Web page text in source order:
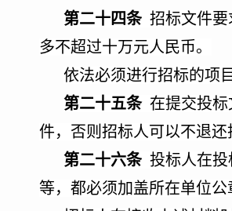
第二十四条 招标文件
多不超过十万元人民币。
依法必须进行招标的项
第二十五条 在提交投
件，否则招标人可以不退还
第二十六条 投标人在
等，都必须加盖所在单位